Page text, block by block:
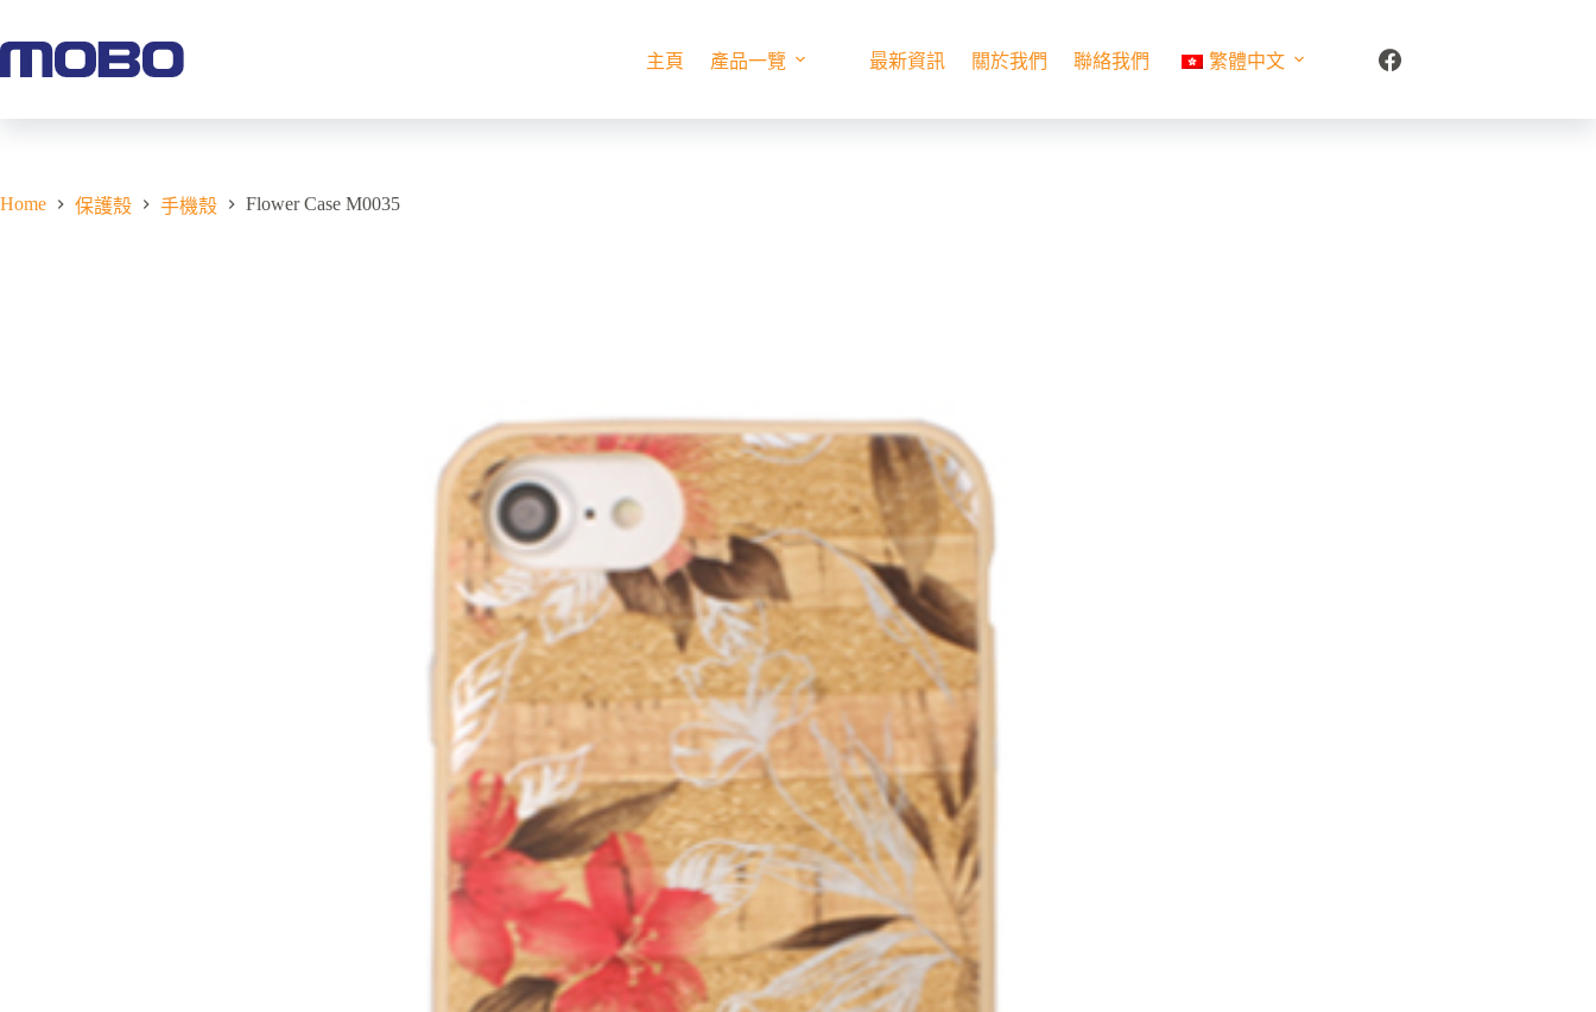
主頁 產品一覽 最新資訊 關於我們 聯絡我們 繁體中文
Home 保護殼 手機殼 Flower Case M0035